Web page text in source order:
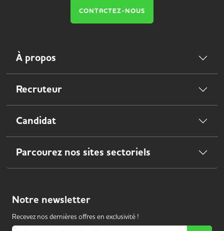
CONTACTEZ-NOUS
À propos
Recruteur
Candidat
Parcourez nos sites sectoriels
Notre newsletter
Recevez nos dernières offres en exclusivité !